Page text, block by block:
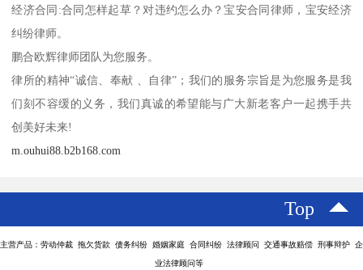
经济合同:合同怎样起草？对违约怎么办？宝安合同律师，宝安经济
纠纷律师。
鹏合欧辉律师团队为您服务。
律所的精神“诚信、奉献 、自律”；我们的服务宗旨是为您服务是我
们刻不容缓的义务，我们真诚的希望能与广大新老客户一起携手共
创美好未来!
m.ouhui88.b2b168.com
Top
主营产品：劳动仲裁 拖欠货款 债务纠纷 婚姻家庭 合同纠纷 法律顾问 交通事故赔偿 刑事辩护 企
业法律顾问等